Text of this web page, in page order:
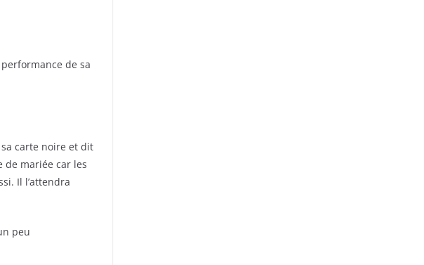
de sa
carte noire et dit
de mariée car les
Il l’attendra
peu